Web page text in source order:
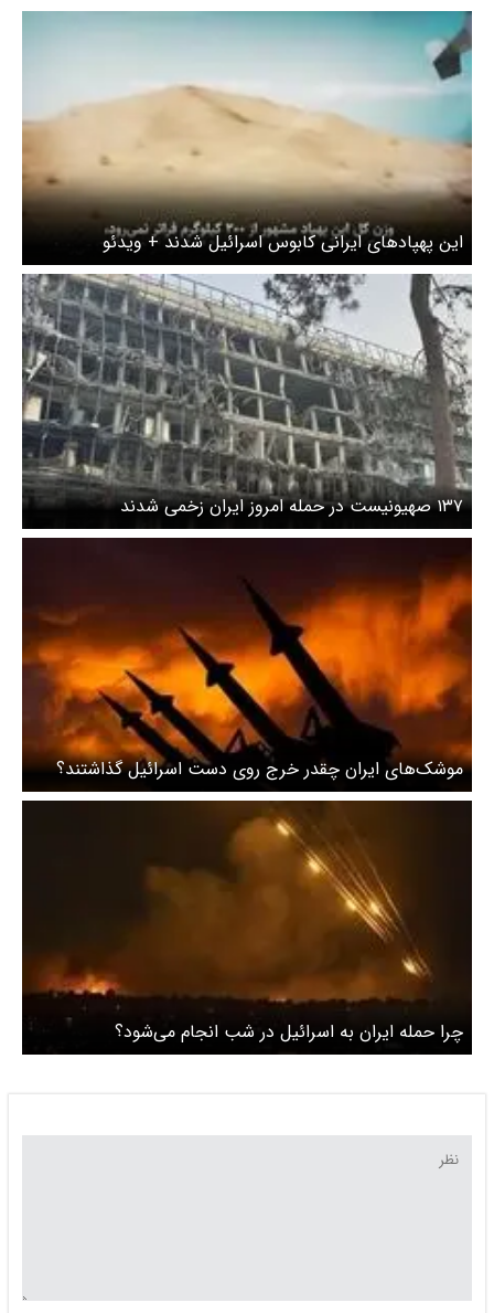
این پهپادهای ایرانی کابوس اسرائیل شدند + ویدئو
۱۳۷ صهیونیست در حمله امروز ایران زخمی شدند
موشک‌های ایران چقدر خرج روی دست اسرائیل گذاشتند؟
چرا حمله ایران به اسرائیل در شب انجام می‌شود؟